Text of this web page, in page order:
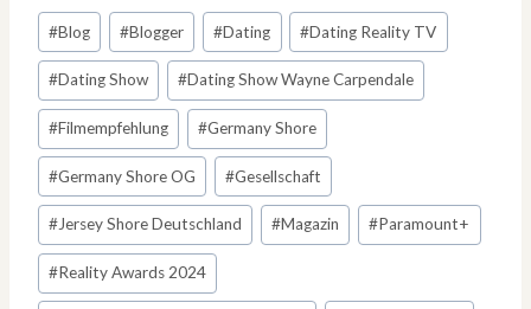
Schlagworte:
#Blog #Blogger #Dating #Dating Reality TV
#Dating Show #Dating Show Wayne Carpendale
#Filmempfehlung #Germany Shore
#Germany Shore OG #Gesellschaft
#Jersey Shore Deutschland #Magazin #Paramount+
#Reality Awards 2024